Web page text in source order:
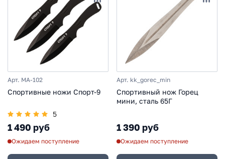
Арт. MA-102
Спортивные ножи Спорт-9
5
1 490 руб
Ожидаем поступление
Арт. kk_gorec_min
Спортивный нож Горец
мини, сталь 65Г
1 390 руб
Ожидаем поступление